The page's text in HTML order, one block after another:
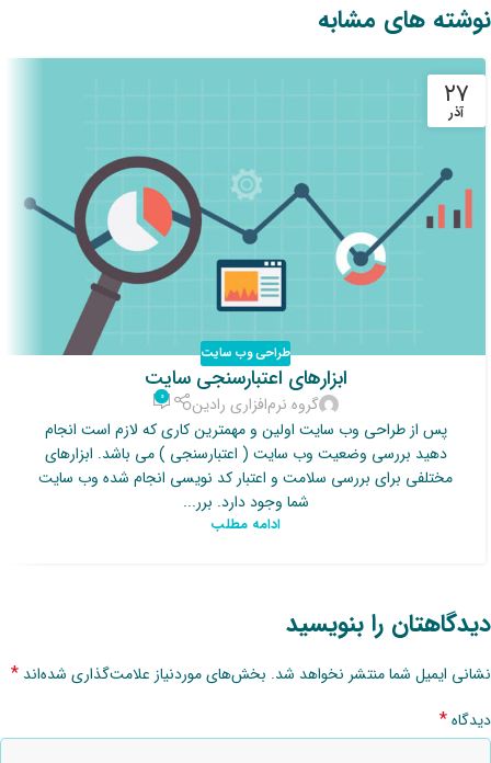
نوشته های مشابه
۲۷
آذر
طراحی وب سایت
ابزارهای اعتبارسنجی سایت
گروه نرم‌افزاری رادین ۰
پس از طراحی وب سایت اولین و مهمترین کاری که لازم است انجام
دهید بررسی وضعیت وب سایت ( اعتبارسنجی ) می باشد. ابزارهای
مختلفی برای بررسی سلامت و اعتبار کد نویسی انجام شده وب سایت
شما وجود دارد. برر...
ادامه مطلب
دیدگاهتان را بنویسید
نشانی ایمیل شما منتشر نخواهد شد. بخش‌های موردنیاز علامت‌گذاری شده‌اند *
دیدگاه*